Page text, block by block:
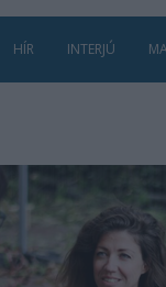
HÍR INTERJÚ